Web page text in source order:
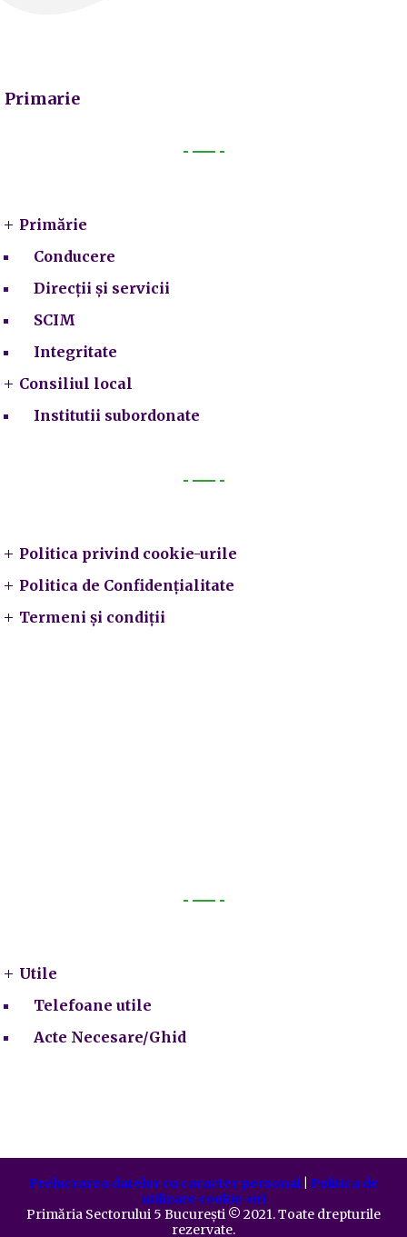
Primarie
Primărie
Conducere
Direcții și servicii
SCIM
Integritate
Consiliul local
Institutii subordonate
Politica privind cookie-urile
Politica de Confidențialitate
Termeni și condiții
Utile
Telefoane utile
Acte Necesare/Ghid
Prelucrarea datelor cu caracter personal| Politica de
utilizare cookie-uri
Primăria Sectorului 5 București ©️ 2021. Toate drepturile
rezervate.